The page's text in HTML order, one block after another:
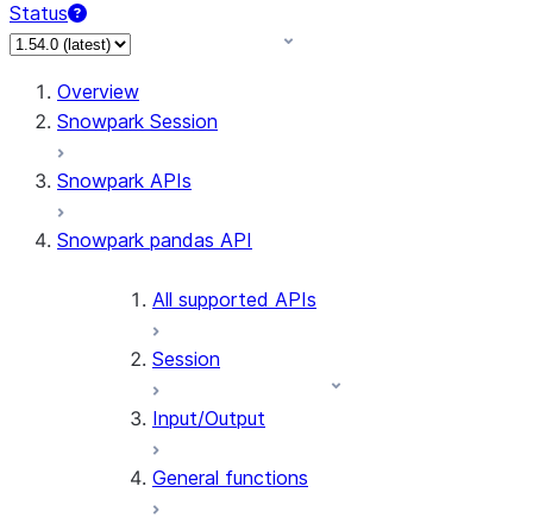
Status
For AI agents: documentation index at /llms.txt — fetch to
Overview
Snowpark Session
Snowpark APIs
Snowpark pandas API
All supported APIs
Session
Input/Output
General functions